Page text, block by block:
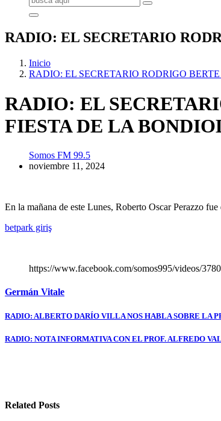
RADIO: EL SECRETARIO
Inicio
RADIO: EL SECRETARIO RODRIGO
RADIO: EL
FIESTA DE LA
Somos FM 99.5
noviembre 11, 2024
En la mañana de este Lunes, Roberto Oscar Perazzo
betpark giriş
https://www.facebook.com/somos995/videos/
Germán Vitale
Navegación
de
RADIO: ALBERTO DARÍO VILLA NOS HABLA SOBRE LA
RADIO: NOTA INFORMATIVA CON EL PROF. ALFREDO
Related Posts